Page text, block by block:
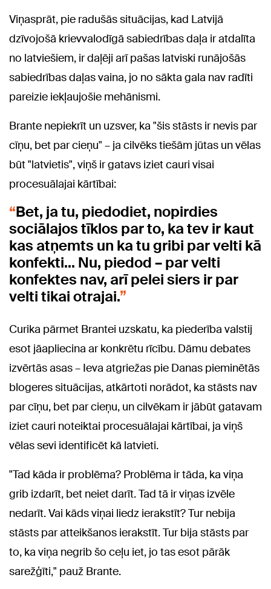
Viņasprāt, pie radušās situācijas, kad Latvijā
dzīvojošā krievvalodīgā sabiedrības daļa ir atdalīta
no latviešiem, ir daļēji arī pašas latviski runājošās
sabiedrības daļas vaina, jo no sākta gala nav radīti
pareizie iekļaujošie mehānismi.
Brante nepiekrīt un uzsver, ka "šis stāsts ir nevis par
cīņu, bet par cieņu" – ja cilvēks tiešām jūtas un vēlas
būt "latvietis", viņš ir gatavs iziet cauri visai
procesuālajai kārtībai:
Bet, ja tu, piedodiet, nopirdies
sociālajos tīklos par to, ka tev ir kaut
kas atņemts un ka tu gribi par velti kā
konfekti... Nu, piedod – par velti
konfektes nav, arī pelei siers ir par
velti tikai otrajai.
Curika pārmet Brantei uzskatu, ka piederība valstij
esot jāapliecina ar konkrētu rīcību. Dāmu debates
izvērtās asas – Ieva atgriežas pie Danas pieminētās
blogeres situācijas, atkārtoti norādot, ka stāsts nav
par cīņu, bet par cieņu, un cilvēkam ir jābūt gatavam
iziet cauri noteiktai procesuālajai kārtībai, ja viņš
vēlas sevi identificēt kā latvieti.
"Tad kāda ir problēma? Problēma ir tāda, ka viņa
grib izdarīt, bet neiet darīt. Tad tā ir viņas izvēle
nedarīt. Vai kāds viņai liedz ierakstīt? Tur nebija
stāsts par atteikšanos ierakstīt. Tur bija stāsts par
to, ka viņa negrib šo ceļu iet, jo tas esot pārāk
sarežģīti," pauž Brante.